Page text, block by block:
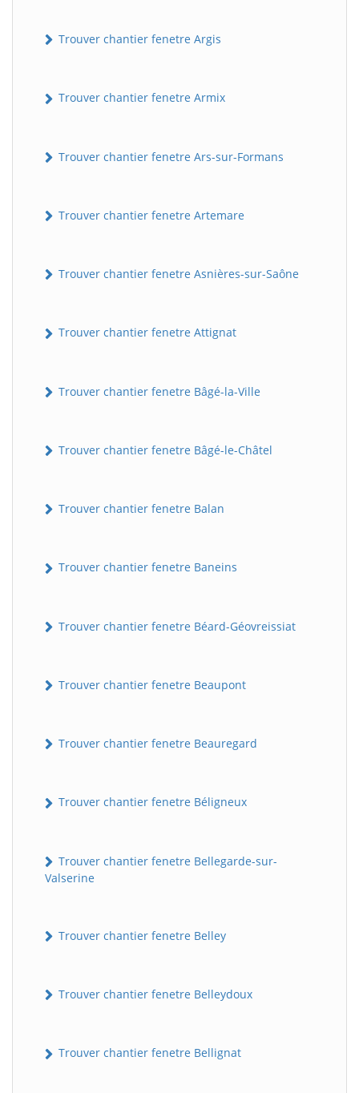
Trouver chantier fenetre Argis
Trouver chantier fenetre Armix
Trouver chantier fenetre Ars-sur-Formans
Trouver chantier fenetre Artemare
Trouver chantier fenetre Asnières-sur-Saône
Trouver chantier fenetre Attignat
Trouver chantier fenetre Bâgé-la-Ville
Trouver chantier fenetre Bâgé-le-Châtel
Trouver chantier fenetre Balan
Trouver chantier fenetre Baneins
Trouver chantier fenetre Béard-Géovreissiat
Trouver chantier fenetre Beaupont
Trouver chantier fenetre Beauregard
Trouver chantier fenetre Béligneux
Trouver chantier fenetre Bellegarde-sur-
Valserine
Trouver chantier fenetre Belley
Trouver chantier fenetre Belleydoux
Trouver chantier fenetre Bellignat